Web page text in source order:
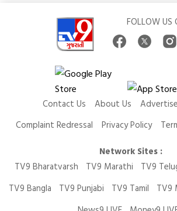
FOLLOW US
Contact Us About Us
Complaint Redressal
Privacy Policy
Network Sites :
TV9 Bharatvarsh
TV9 Marathi TV9
TV9 Bangla
TV9 Punjabi TV9 Tamil TV9